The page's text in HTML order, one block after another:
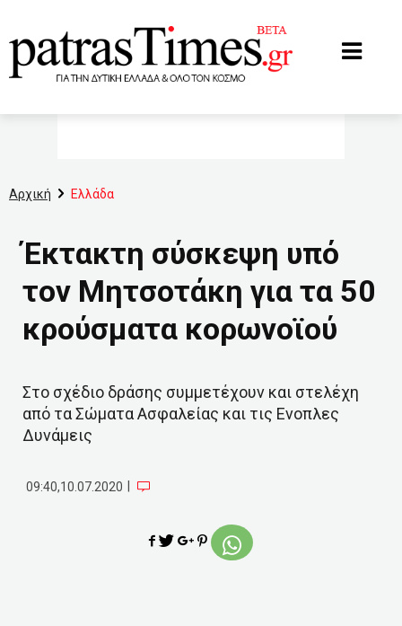
Αρχική Ελλάδα
Έκτακτη σύσκεψη υπό
τον Μητσοτάκη για τα 50
κρούσματα κορωνοϊού
Στο σχέδιο δράσης συμμετέχουν και στελέχη
από τα Σώματα Ασφαλείας και τις Ενοπλες
Δυνάμεις
09:40,10.07.2020